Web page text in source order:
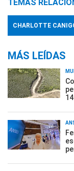
TEMAS
CHARLOTTE
MÁS LEÍDAS